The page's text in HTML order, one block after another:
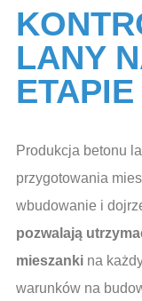
LANY
ETAPIE
Produkcja betonu
przygotowania
wbudowanie i
pozwalają
mieszanki na
warunków na